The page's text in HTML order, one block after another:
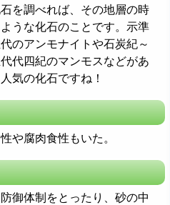
を調べれば、その地層の時
うな化石のことです。示準
のアンモナイトや石炭紀～
代四紀のマンモスなどがあ
気の化石ですね！
や腐肉食性もいた。
御体制をとったり、砂の中